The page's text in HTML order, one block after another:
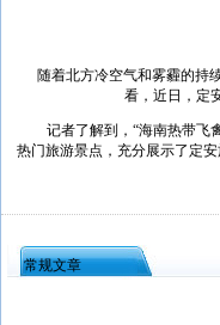
随着北方冷空气和雾霾的持续
看，近日，定
记者了解到，“海南热带飞
热门旅游景点，充分展示了定
常规文章